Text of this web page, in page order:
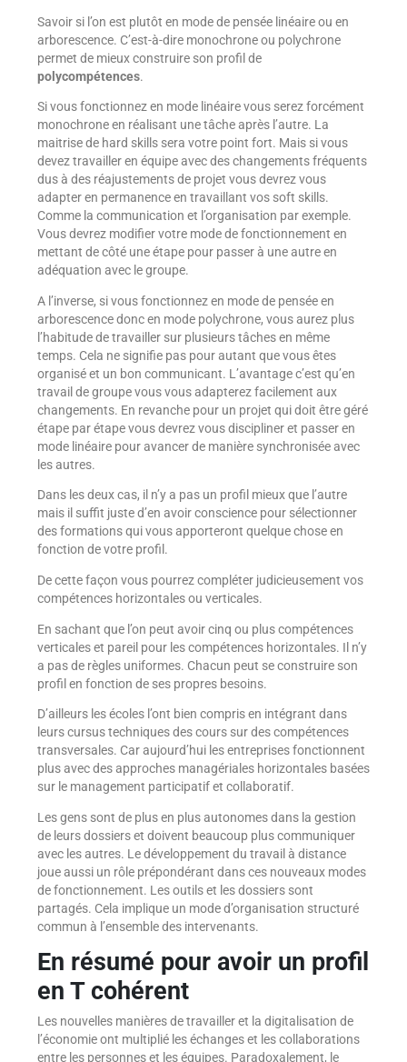
Savoir si l’on est plutôt en mode de pensée linéaire ou en
arborescence. C’est-à-dire monochrone ou polychrone
permet de mieux construire son profil de
polycompétences.
Si vous fonctionnez en mode linéaire vous serez forcément
monochrone en réalisant une tâche après l’autre. La
maitrise de hard skills sera votre point fort. Mais si vous
devez travailler en équipe avec des changements fréquents
dus à des réajustements de projet vous devrez vous
adapter en permanence en travaillant vos soft skills.
Comme la communication et l’organisation par exemple.
Vous devrez modifier votre mode de fonctionnement en
mettant de côté une étape pour passer à une autre en
adéquation avec le groupe.
A l’inverse, si vous fonctionnez en mode de pensée en
arborescence donc en mode polychrone, vous aurez plus
l’habitude de travailler sur plusieurs tâches en même
temps. Cela ne signifie pas pour autant que vous êtes
organisé et un bon communicant. L’avantage c’est qu’en
travail de groupe vous vous adapterez facilement aux
changements. En revanche pour un projet qui doit être géré
étape par étape vous devrez vous discipliner et passer en
mode linéaire pour avancer de manière synchronisée avec
les autres.
Dans les deux cas, il n’y a pas un profil mieux que l’autre
mais il suffit juste d’en avoir conscience pour sélectionner
des formations qui vous apporteront quelque chose en
fonction de votre profil.
De cette façon vous pourrez compléter judicieusement vos
compétences horizontales ou verticales.
En sachant que l’on peut avoir cinq ou plus compétences
verticales et pareil pour les compétences horizontales. Il n’y
a pas de règles uniformes. Chacun peut se construire son
profil en fonction de ses propres besoins.
D’ailleurs les écoles l’ont bien compris en intégrant dans
leurs cursus techniques des cours sur des compétences
transversales. Car aujourd’hui les entreprises fonctionnent
plus avec des approches managériales horizontales basées
sur le management participatif et collaboratif.
Les gens sont de plus en plus autonomes dans la gestion
de leurs dossiers et doivent beaucoup plus communiquer
avec les autres. Le développement du travail à distance
joue aussi un rôle prépondérant dans ces nouveaux modes
de fonctionnement. Les outils et les dossiers sont
partagés. Cela implique un mode d’organisation structuré
commun à l’ensemble des intervenants.
En résumé pour avoir un profil
en T cohérent
Les nouvelles manières de travailler et la digitalisation de
l’économie ont multiplié les échanges et les collaborations
entre les personnes et les équipes. Paradoxalement, le